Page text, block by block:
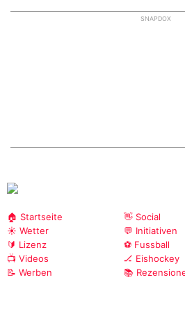
SNAPDOX
🏠 Startseite
☀️ Wetter
🔰 Lizenz
📺 Videos
📝 Werben
👋 Social
💬 Initiativen
⚽ Fussball
🏒 Eishockey
📚